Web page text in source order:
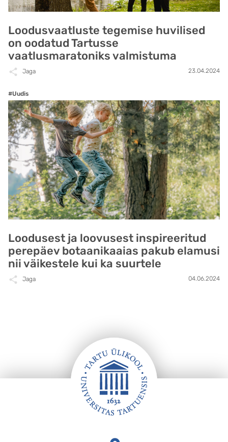
Loodusvaatluste tegemise huvilised
on oodatud Tartusse
vaatlusmaratoniks valmistuma
Jaga 23.04.2024
#Uudis
Loodusest ja loovusest inspireeritud
perepäev botaanikaaias pakub elamusi
nii väikestele kui ka suurtele
Jaga 04.06.2024